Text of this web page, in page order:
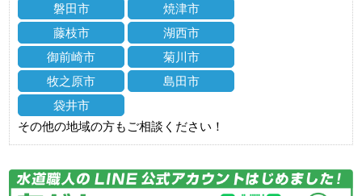
磐田市
焼津市
藤枝市
湖西市
御前崎市
菊川市
牧之原市
島田市
袋井市
その他の地域の方もご相談ください！